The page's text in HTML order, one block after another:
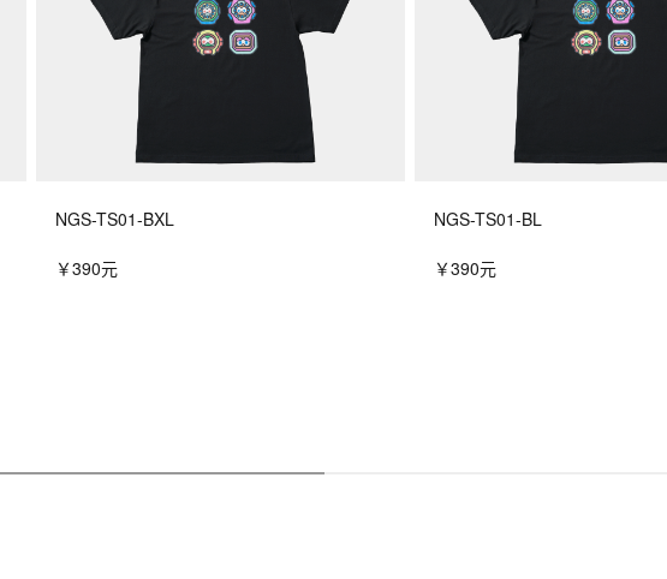
NGS-TS01-BXL
￥390元
NGS-TS01-BL
￥390元